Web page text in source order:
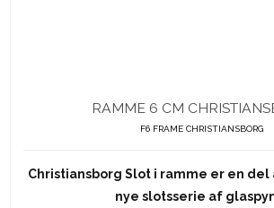
RAMME 6 CM
F6 FRAME CHRISTIANSBORG
Christiansborg Slot i ramme er en del
nye slotsserie af